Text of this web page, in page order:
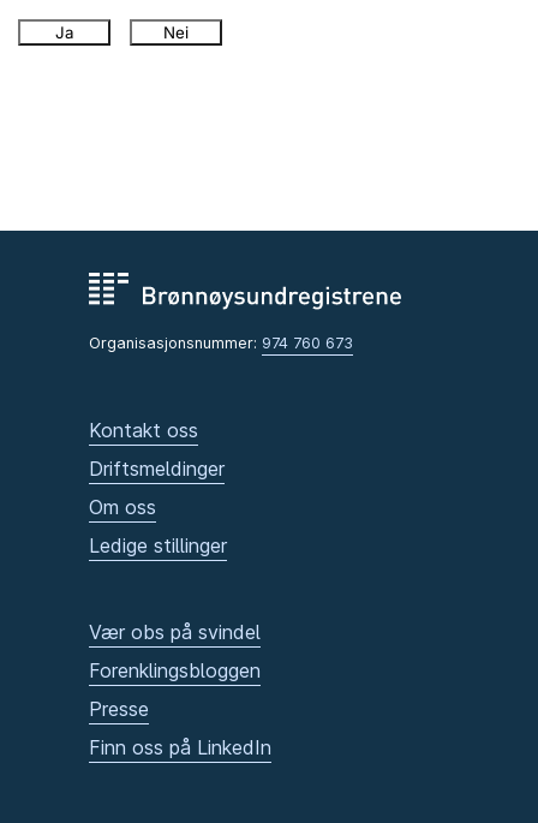
Ja Nei
Organisasjonsnummer: 974 760 673
Kontakt oss
Driftsmeldinger
Om oss
Ledige stillinger
Vær obs på svindel
Forenklingsbloggen
Presse
Finn oss på LinkedIn